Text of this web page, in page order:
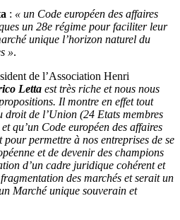
: « un Code européen des affaires
un 28e régime pour faciliter leur
unique l’horizon naturel du
».
de l’Association Henri
Letta est très riche et nous nous
Il montre en effet tout
droit de l’Union (24 Etats membres
qu’un Code européen des affaires
permettre à nos entreprises de se
et de devenir des champions
d’un cadre juridique cohérent et
des marchés et serait un
Marché unique souverain et